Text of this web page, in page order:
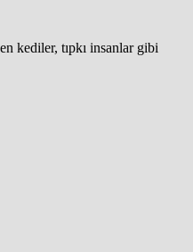
kediler, tıpkı insanlar gibi